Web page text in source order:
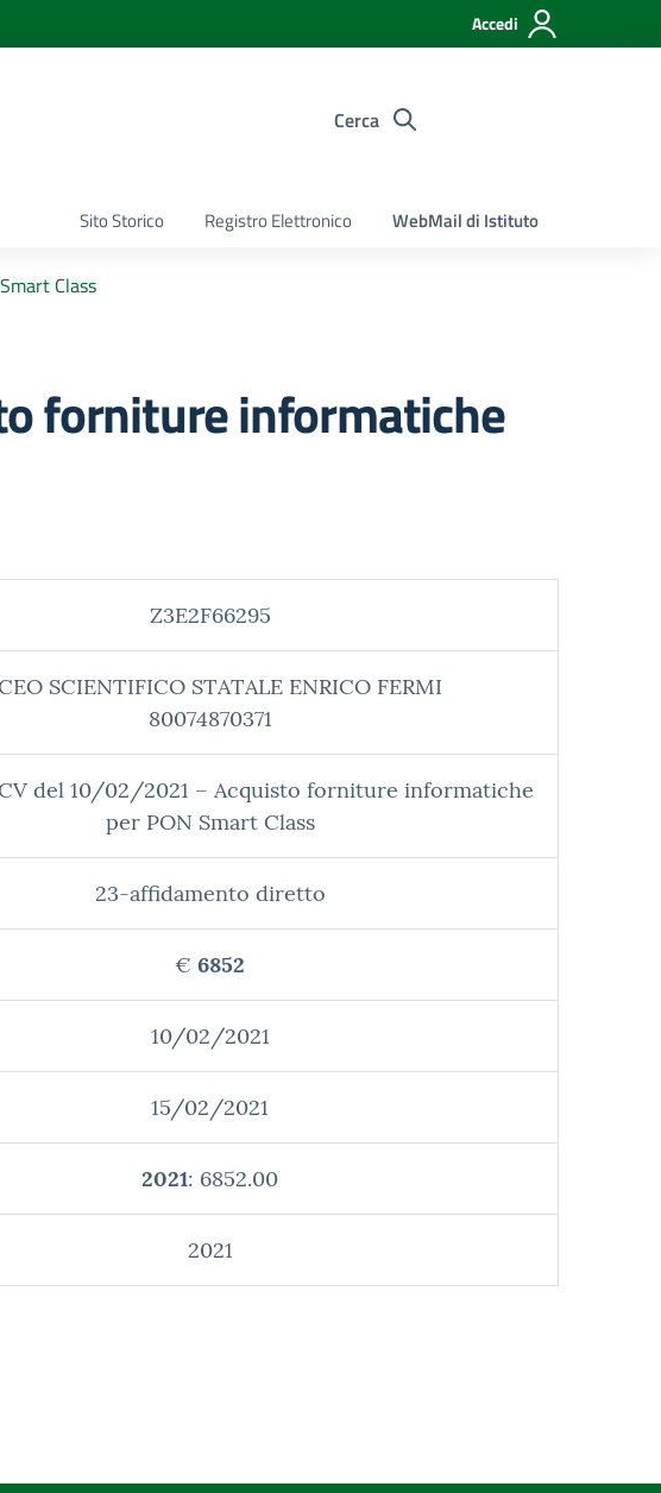
Accedi
Cerca
Sito Storico Registro Elettronico WebMail di Istituto
Class
forniture informatiche
Z3E2F66295
SCIENTIFICO STATALE ENRICO FERMI
80074870371
del 10/02/2021 – Acquisto forniture informatiche
per PON Smart Class
23-affidamento diretto
€ 6852
10/02/2021
15/02/2021
2021: 6852.00
2021